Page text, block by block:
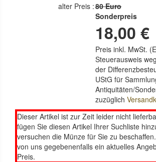
alter Preis :80 Euro
Sonderpreis
18,00 €
Preis inkl. MwSt.
Steuerausweis
der
UStG für
Antiquitäten/
zuzüglich
Dieser Artikel ist zur Zeit leider nicht
fügen Sie diesen Artikel Ihrer Suchliste
versuchen die Münze für Sie zu
von uns gegebenenfalls ein aktuelles
Preis.